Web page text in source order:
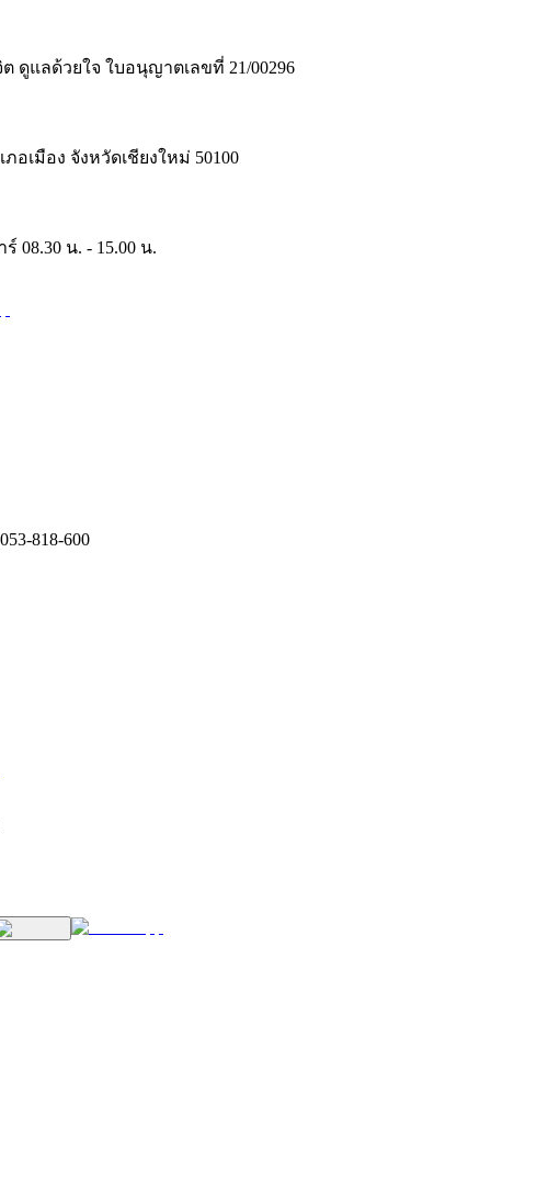
ดูแลด้วยใจ ใบอนุญาตเลขที่ 21/00296
อเมือง จังหวัดเชียงใหม่ 50100
08.30 น. - 15.00 น.
053-818-600